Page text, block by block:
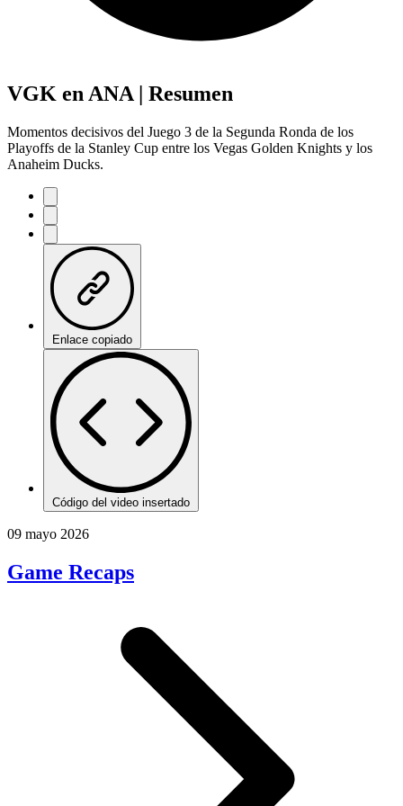
VGK en ANA | Resumen
Momentos decisivos del Juego 3 de la Segunda Ronda de los
Playoffs de la Stanley Cup entre los Vegas Golden Knights y los
Anaheim Ducks.
Enlace copiado
Código del video insertado
09 mayo 2026
Game Recaps